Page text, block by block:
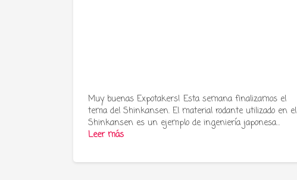
Muy buenas Expotakers! Esta semana finalizamos el
tema del Shinkansen. El material rodante utilizado en el
Shinkansen es un ejemplo de ingeniería japonesa…
Leer más